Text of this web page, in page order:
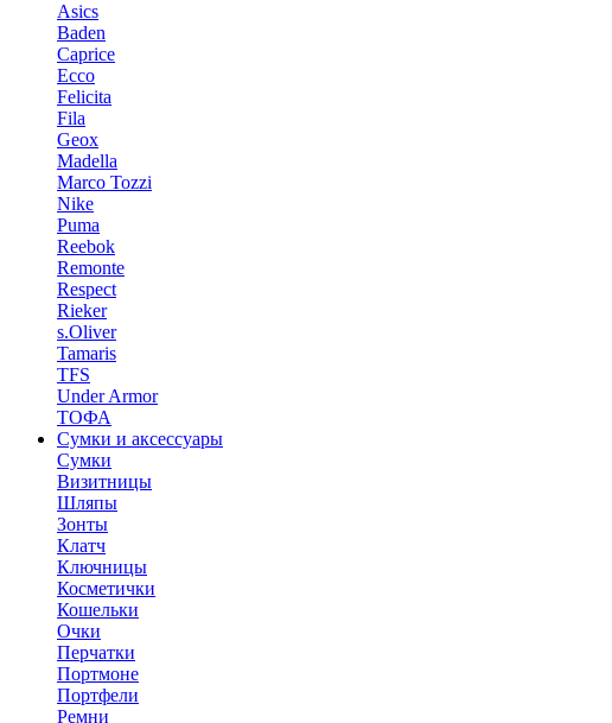
Asics
Baden
Caprice
Ecco
Felicita
Fila
Geox
Madella
Marco Tozzi
Nike
Puma
Reebok
Remonte
Respect
Rieker
s.Oliver
Tamaris
TFS
Under Armor
ТОФА
Сумки и аксессуары
Сумки
Визитницы
Шляпы
Зонты
Клатч
Ключницы
Косметички
Кошельки
Очки
Перчатки
Портмоне
Портфели
Ремни